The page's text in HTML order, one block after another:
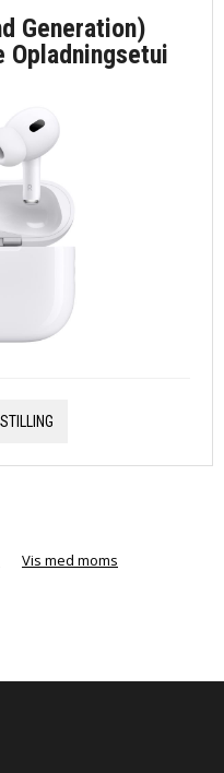
Generation)
Opladningsetui
Vis med moms